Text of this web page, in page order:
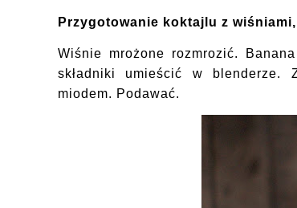
Przygotowanie koktajlu z
Wiśnie mrożone rozmrozić.
składniki umieścić w blenderze.
miodem. Podawać.